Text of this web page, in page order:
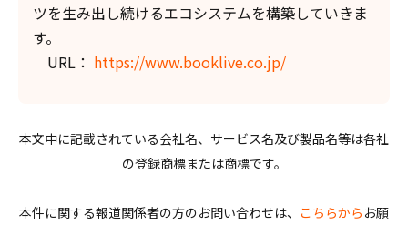
ツを生み出し続けるエコシステムを構築していきま
す。
URL： https://www.booklive.co.jp/
本文中に記載されている会社名、サービス名及び製品名等は各社
の登録商標または商標です。
本件に関する報道関係者の方のお問い合わせは、 こちらから お願